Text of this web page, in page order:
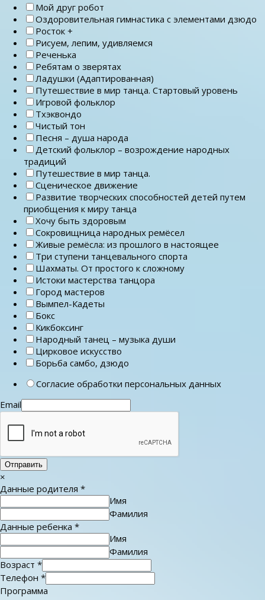
Мой друг робот
Оздоровительная гимнастика с элементами дзюдо
Росток +
Рисуем, лепим, удивляемся
Реченька
Ребятам о зверятах
Ладушки (Адаптированная)
Путешествие в мир танца. Стартовый уровень
Игровой фольклор
Тхэквондо
Чистый тон
Песня – душа народа
Детский фольклор – возрождение народных
традиций
Путешествие в мир танца.
Сценическое движение
Развитие творческих способностей детей путем
приобщения к миру танца
Хочу быть здоровым
Сокровищница народных ремёсел
Живые ремёсла: из прошлого в настоящее
Три ступени танцевального спорта
Шахматы. От простого к сложному
Истоки мастерства танцора
Город мастеров
Вымпел-Кадеты
Бокс
Кикбоксинг
Народный танец – музыка души
Цирковое искусство
Борьба самбо, дзюдо
Согласие обработки персональных данных
Email
Отправить
×
Данные родителя *
Имя
Фамилия
Данные ребенка *
Имя
Фамилия
Возраст *
Телефон *
Программа